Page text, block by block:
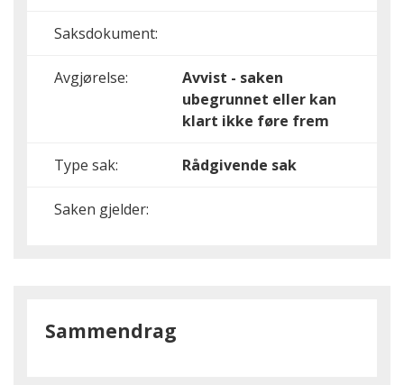
Saksdokument:
Avgjørelse:
Avvist - saken
ubegrunnet eller kan
klart ikke føre frem
Type sak: Rådgivende sak
Saken gjelder:
Sammendrag